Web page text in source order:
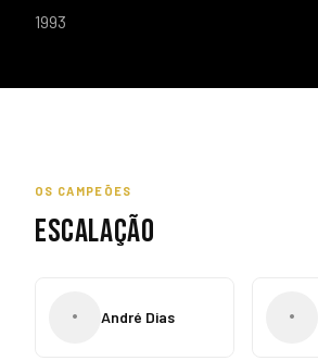
1993
OS CAMPEÕES
ESCALAÇÃO
• André Dias •